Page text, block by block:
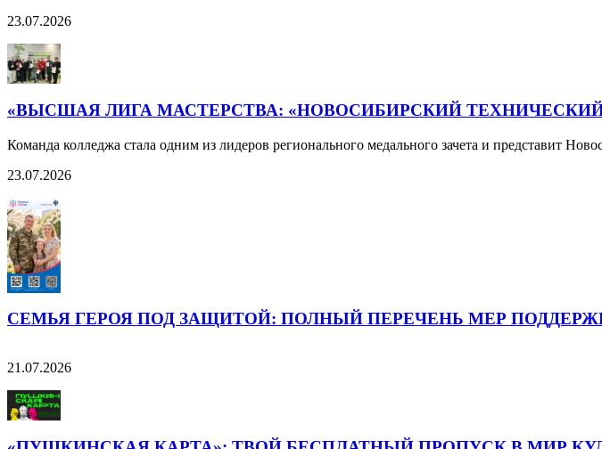
23.07.2026
«ВЫСШАЯ ЛИГА МАСТЕРСТВА: «НОВОСИБИРСКИЙ
Команда колледжа стала одним из лидеров регионального медального зачета и представит
23.07.2026
СЕМЬЯ ГЕРОЯ ПОД ЗАЩИТОЙ: ПОЛНЫЙ ПЕРЕЧЕНЬ МЕР
21.07.2026